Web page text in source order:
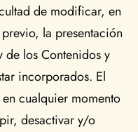
de modificar, en
la presentación
los Contenidos y
incorporados. El
cualquier momento
desactivar y/o